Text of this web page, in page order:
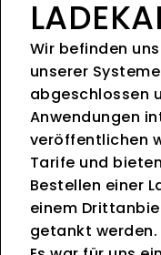
Wir befinden
unserer
abgeschlossen
Anwendungen
veröffentlichen
Tarife und
Bestellen einer
einem
getankt werden.